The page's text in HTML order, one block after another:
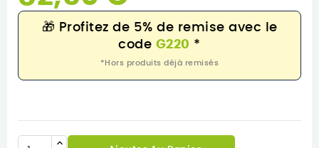
🎁 Profitez de 5% de remise avec le
code G220 *
*Hors produits déjà remisés